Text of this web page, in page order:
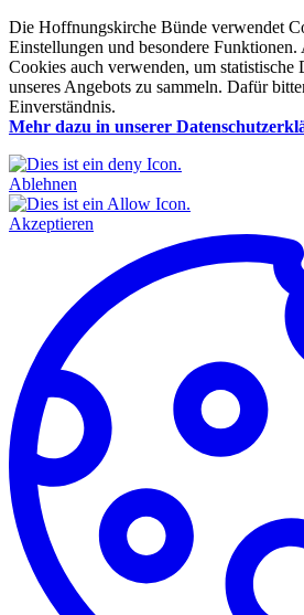
Die Hoffnungskirche Bünde verwendet
Einstellungen und besondere
Cookies auch verwenden, um statistische
unseres Angebots zu sammeln. Dafür
Einverständnis.
Mehr dazu in unserer
Ablehnen
Akzeptieren